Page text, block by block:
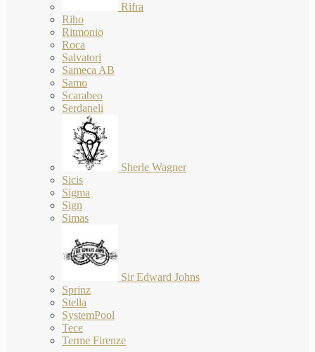
Rifra
Riho
Ritmonio
Roca
Salvatori
Sameca AB
Samo
Scarabeo
Serdaneli
Sherle Wagner
Sicis
Sigma
Sign
Simas
Sir Edward Johns
Sprinz
Stella
SystemPool
Tece
Terme Firenze